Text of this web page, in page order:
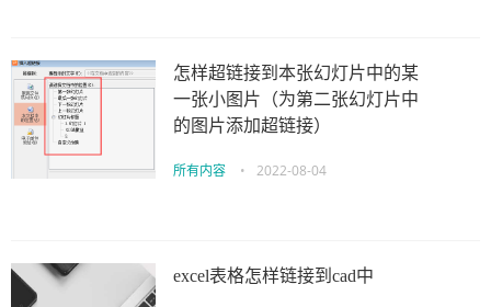
怎样超链接到本张幻灯片中的某
一张小图片（为第二张幻灯片中
的图片添加超链接）
所有内容 • 2022-08-04
excel表格怎样链接到cad中